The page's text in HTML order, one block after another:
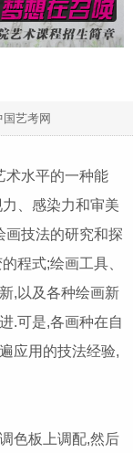
国艺考网
水平的一种能
、感染力和审美
画技法的研究和探
程式;绘画工具、
,以及各种绘画新
.可是,各画种在自
应用的技法经验,
色板上调配,然后